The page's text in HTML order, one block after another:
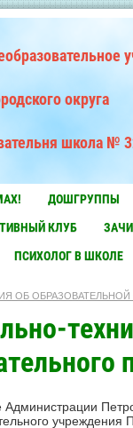
округа
школа №
ДОШГРУППЫ
КЛУБ
ПСИХОЛОГ В ШКОЛЕ
ОБ ОБРАЗОВАТЕЛЬНОЙ
учреждения